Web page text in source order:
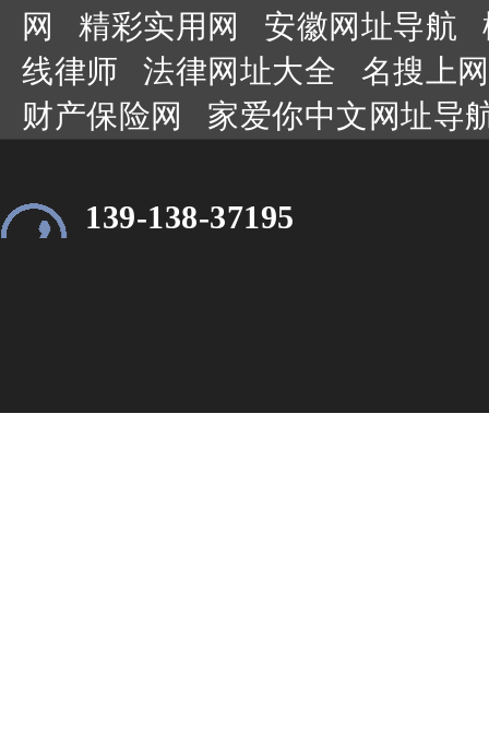
网
精彩实用网 安徽网址导航
线律师
法律网址大全
名搜上
财产保险网
家爱你中文网址导
139-138-37195